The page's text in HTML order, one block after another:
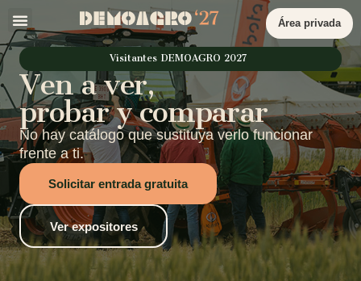
Área privada
Visitantes DEMOAGRO 2027
Ven a ver,
probar y comparar
No hay catálogo que sustituya verlo funcionar
frente a ti.
Solicitar entrada gratuita
Ver expositores